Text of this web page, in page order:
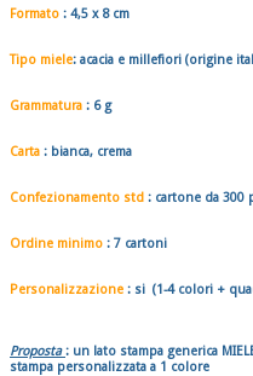
Formato : 4,5 x 8 cm
Tipo miele: acacia e millefiori (origine
Grammatura : 6 g
Carta : bianca, crema
Confezionamento std : cartone da 300
Ordine minimo : 7 cartoni
Personalizzazione : si (1-4 colori +
Proposta: un lato stampa generica
stampa personalizzata a 1 colore